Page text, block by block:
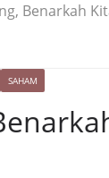
Benarkah
SAHAM